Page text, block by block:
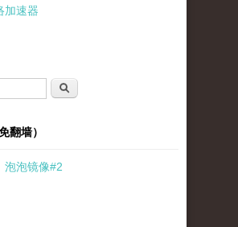
加速器
搜索
翻墙）
泡泡镜像#2